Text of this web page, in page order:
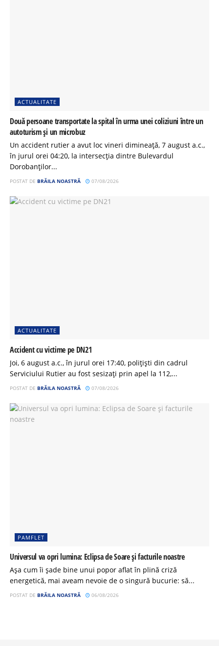
ACTUALITATE
Două persoane transportate la spital în urma unei coliziuni între un
autoturism și un microbuz
Un accident rutier a avut loc vineri dimineață, 7 august a.c.,
în jurul orei 04:20, la intersecția dintre Bulevardul
Dorobanților...
POSTAT DE BRĂILA NOASTRĂ 07/08/2026
ACTUALITATE
Accident cu victime pe DN21
Joi, 6 august a.c., în jurul orei 17:40, polițiști din cadrul
Serviciului Rutier au fost sesizați prin apel la 112,...
POSTAT DE BRĂILA NOASTRĂ 07/08/2026
PAMFLET
Universul va opri lumina: Eclipsa de Soare și facturile noastre
Așa cum îi șade bine unui popor aflat în plină criză
energetică, mai aveam nevoie de o singură bucurie: să...
POSTAT DE BRĂILA NOASTRĂ 06/08/2026